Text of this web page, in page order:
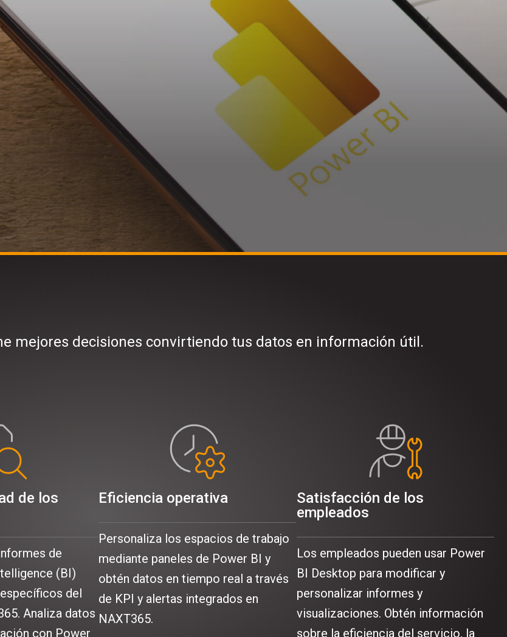
mejores decisiones convirtiendo tus datos en información útil.
de los
de
(BI)
del
Analiza datos
con Power
Eficiencia operativa
Personaliza los espacios de trabajo
mediante paneles de Power BI y
obtén datos en tiempo real a través
de KPI y alertas integrados en
NAXT365.
Satisfacción de los
empleados
Los empleados pueden usar Power
BI Desktop para modificar y
personalizar informes y
visualizaciones. Obtén información
sobre la eficiencia del servicio, la